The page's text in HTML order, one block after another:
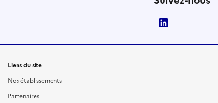
Liens du site
Nos établissements
Partenaires